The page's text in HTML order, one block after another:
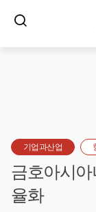
기업과산업
금호아시
율화